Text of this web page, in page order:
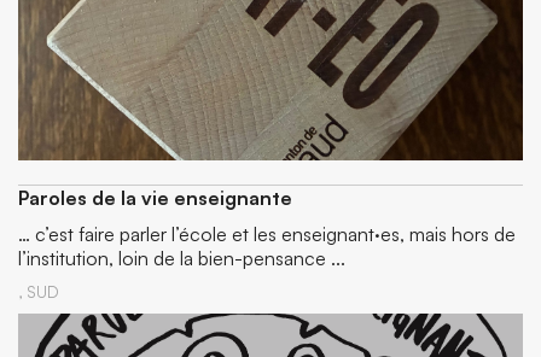
Paroles de la vie enseignante
… c’est faire parler l’école et les enseignant·es, mais hors de
l’institution, loin de la bien-pensance ...
, SUD